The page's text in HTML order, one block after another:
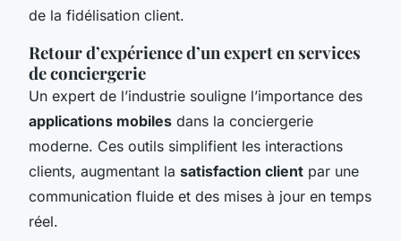
de la fidélisation client.
Retour d’expérience d’un expert en services
de conciergerie
Un expert de l’industrie souligne l’importance des
applications mobiles dans la conciergerie
moderne. Ces outils simplifient les interactions
clients, augmentant la satisfaction client par une
communication fluide et des mises à jour en temps
réel.